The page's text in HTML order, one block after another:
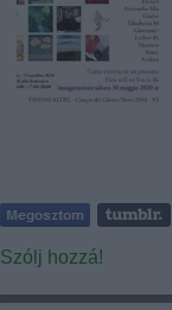
Szólj hozzá!